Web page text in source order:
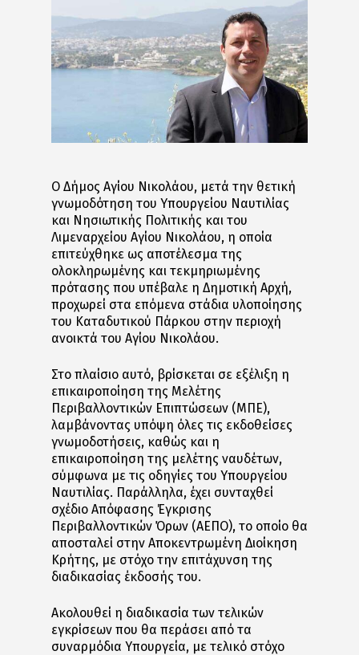
Ο Δήμος Αγίου Νικολάου, μετά την θετική
γνωμοδότηση του Υπουργείου Ναυτιλίας
και Νησιωτικής Πολιτικής και του
Λιμεναρχείου Αγίου Νικολάου, η οποία
επιτεύχθηκε ως αποτέλεσμα της
ολοκληρωμένης και τεκμηριωμένης
πρότασης που υπέβαλε η Δημοτική Αρχή,
προχωρεί στα επόμενα στάδια υλοποίησης
του Καταδυτικού Πάρκου στην περιοχή
ανοικτά του Αγίου Νικολάου.
Στο πλαίσιο αυτό, βρίσκεται σε εξέλιξη η
επικαιροποίηση της Μελέτης
Περιβαλλοντικών Επιπτώσεων (ΜΠΕ),
λαμβάνοντας υπόψη όλες τις εκδοθείσες
γνωμοδοτήσεις, καθώς και η
επικαιροποίηση της μελέτης ναυδέτων,
σύμφωνα με τις οδηγίες του Υπουργείου
Ναυτιλίας. Παράλληλα, έχει συνταχθεί
σχέδιο Απόφασης Έγκρισης
Περιβαλλοντικών Όρων (ΑΕΠΟ), το οποίο θα
αποσταλεί στην Αποκεντρωμένη Διοίκηση
Κρήτης, με στόχο την επιτάχυνση της
διαδικασίας έκδοσής του.
Ακολουθεί η διαδικασία των τελικών
εγκρίσεων που θα περάσει από τα
συναρμόδια Υπουργεία, με τελικό στόχο